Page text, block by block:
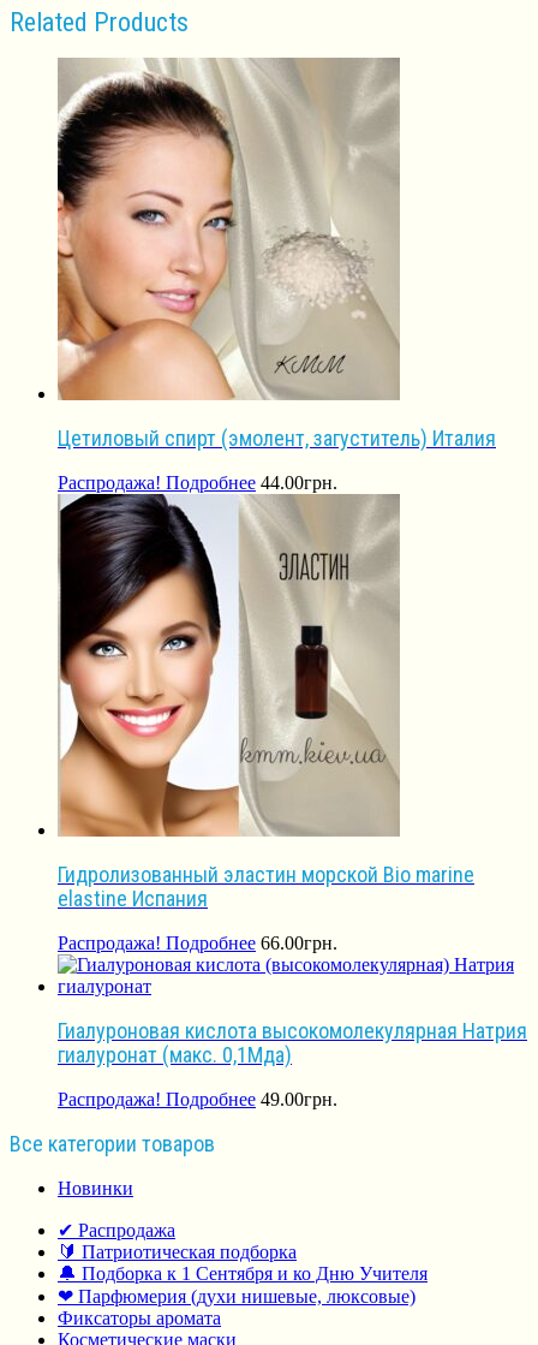
Related Products
Цетиловый спирт (эмолент, загуститель) Италия
Распродажа! Подробнее 44.00грн.
Гидролизованный эластин морской Bio marine
elastine Испания
Распродажа! Подробнее 66.00грн.
Гиалуроновая кислота высокомолекулярная Натрия
гиалуронат (макс. 0,1Мда)
Распродажа! Подробнее 49.00грн.
Все категории товаров
Новинки
✔ Распродажа
🔰 Патриотическая подборка
🔔 Подборка к 1 Сентября и ко Дню Учителя
❤ Парфюмерия (духи нишевые, люксовые)
Фиксаторы аромата
Косметические маски